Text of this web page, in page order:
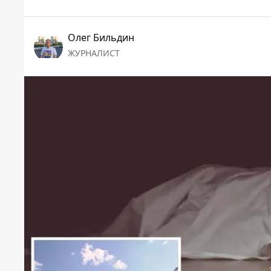
Олег Бильдин
ЖУРНАЛИСТ